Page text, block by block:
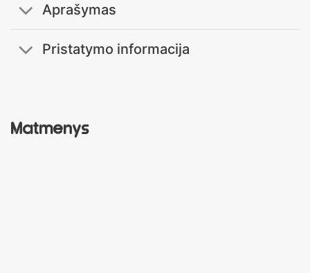
Matmenys
Aprašymas
Pristatymo informacija